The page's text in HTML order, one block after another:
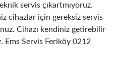
servis çıkartmıyoruz.
cihazlar için gereksiz servis
Cihazı kendiniz getirebilir
Ems Servis Feriköy 0212